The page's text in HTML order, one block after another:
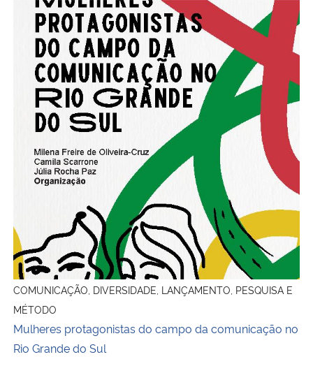
Capa do ebook
COMUNICAÇÃO, DIVERSIDADE, LANÇAMENTO, PESQUISA E
MÉTODO
Mulheres protagonistas do campo da comunicação no
Rio Grande do Sul